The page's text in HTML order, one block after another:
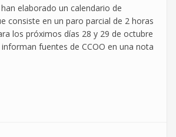
elaborado un calendario de
consiste en un paro parcial de 2 horas
los próximos días 28 y 29 de octubre
fuentes de CCOO en una nota